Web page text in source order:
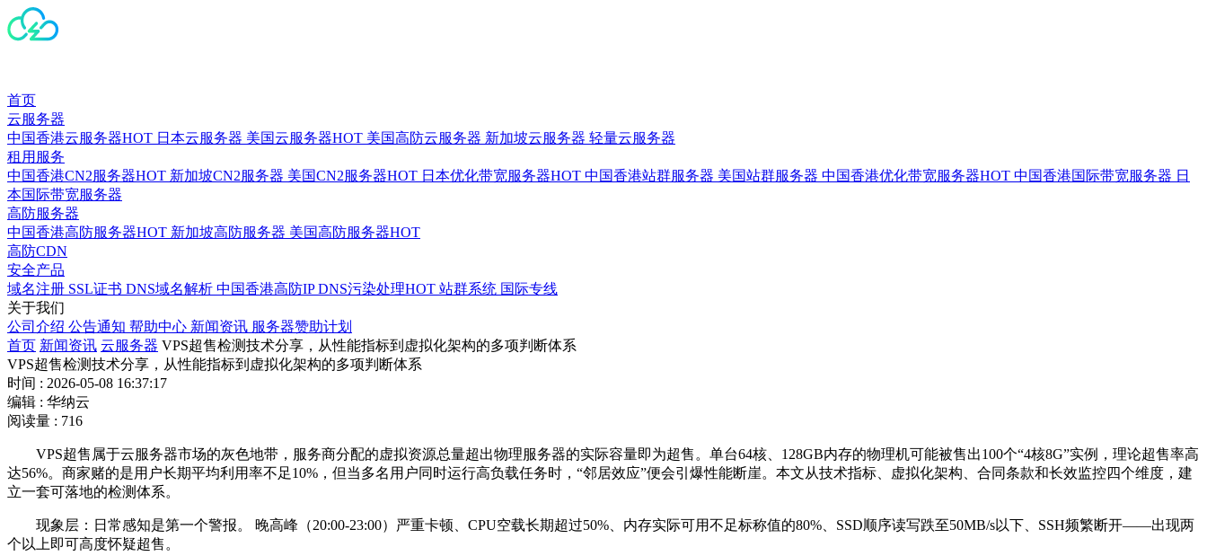
首页
云服务器
中国香港云服务器HOT 日本云服务器 美国云服务器HOT 美国高防云服务器 新加坡云服务器 轻量云服务器
租用服务
中国香港CN2服务器HOT 新加坡CN2服务器 美国CN2服务器HOT 日本优化带宽服务器HOT 中国香港站群服务器 美国站群服务器 中国香港优化带宽服务器HOT 中国香港国际带宽服务器 日
本国际带宽服务器
高防服务器
中国香港高防服务器HOT 新加坡高防服务器 美国高防服务器HOT
高防CDN
安全产品
域名注册 SSL证书 DNS域名解析 中国香港高防IPDNS污染处理HOT 站群系统 国际专线
关于我们
公司介绍 公告通知 帮助中心 新闻资讯 服务器赞助计划
首页 新闻资讯 云服务器 VPS超售检测技术分享，从性能指标到虚拟化架构的多项判断体系
VPS超售检测技术分享，从性能指标到虚拟化架构的多项判断体系
时间 : 2026-05-08 16:37:17
编辑 : 华纳云
阅读量 : 716
VPS超售属于云服务器市场的灰色地带，服务商分配的虚拟资源总量超出物理服务器的实际容量即为超售。单台64核、 128GB内存的物理机可能被售出100个“4核8G”实例，理论超售率高
达56%。商家赌的是用户长期平均利用率不足10% ，但当多名用户同时运行高负载任务时，“邻居效应”便会引爆性能断崖。本文从技术指标、虚拟化架构、合同条款和长效监控四个维度，建
立一套可落地的检测体系。
现象层：日常感知是第一个警报。 晚高峰（20:00-23:00）严重卡顿、 CPU空载长期超过50% 、内存实际可用不足标称值的80% SSD顺序读写跌至50MB/s以下、 SSH频繁断开——出现两
个以上即可高度怀疑超售。